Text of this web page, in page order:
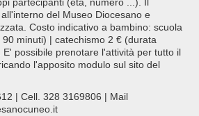
partecipanti (età, numero ...). Il
del Museo Diocesano e
Costo indicativo a bambino: scuola
minuti) | catechismo 2 € (durata
possibile prenotare l'attività per tutto il
l'apposito modulo sul sito del
| Cell. 328 3169806 | Mail